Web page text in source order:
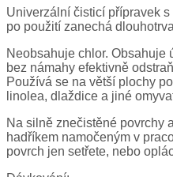
Univerzální čisticí přípravek s
po použití zanechá
Neobsahuje chlor. Obsahuje
bez námahy efektivně
Používá se na větší plochy
linolea, dlaždice a jiné
Na silně znečistěné povrchy
hadříkem namočeným v
povrch jen setřete, nebo